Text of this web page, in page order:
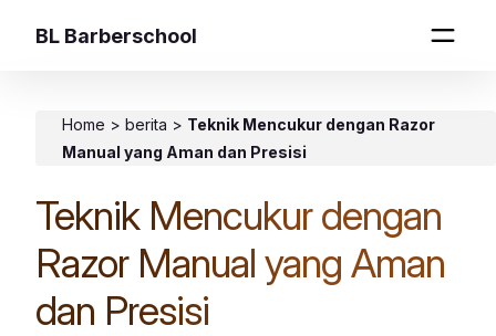
BL Barberschool
Home > berita > Teknik Mencukur dengan Razor
Manual yang Aman dan Presisi
Teknik Mencukur dengan
Razor Manual yang Aman
dan Presisi